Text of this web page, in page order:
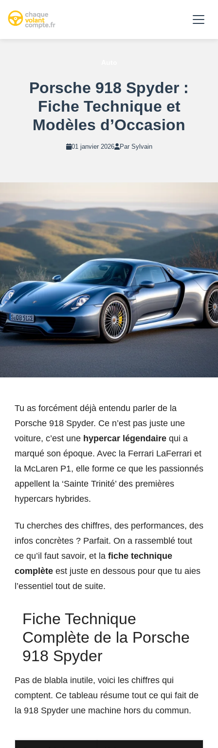
Porsche 918 Spyder :
Fiche Technique et
Modèles d’Occasion
01 janvier 2026 Par Sylvain
Tu as forcément déjà entendu parler de la
Porsche 918 Spyder. Ce n’est pas juste une
voiture, c’est une hypercar légendaire qui a
marqué son époque. Avec la Ferrari LaFerrari et
la McLaren P1, elle forme ce que les passionnés
appellent la ‘Sainte Trinité’ des premières
hypercars hybrides.
Tu cherches des chiffres, des performances, des
infos concrètes ? Parfait. On a rassemblé tout
ce qu’il faut savoir, et la fiche technique
complète est juste en dessous pour que tu aies
l’essentiel tout de suite.
Fiche Technique
Complète de la Porsche
918 Spyder
Pas de blabla inutile, voici les chiffres qui
comptent. Ce tableau résume tout ce qui fait de
la 918 Spyder une machine hors du commun.